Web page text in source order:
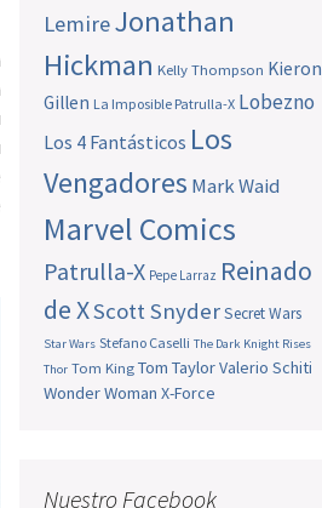
LemireJonathan
Hickman Kelly Thompson Kieron
Gillen La Imposible Patrulla-X Lobezno
Los 4 Fantásticos Los
Vengadores Mark Waid
Marvel Comics
Patrulla-X Pepe Larraz Reinado
de XScott SnyderSecret Wars
Star Wars Stefano Caselli The Dark Knight Rises
Thor Tom King Tom TaylorValerio Schiti
Wonder Woman X-Force
Nuestro Facebook